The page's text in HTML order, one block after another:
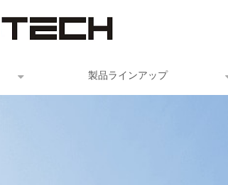
製品ラインアップ